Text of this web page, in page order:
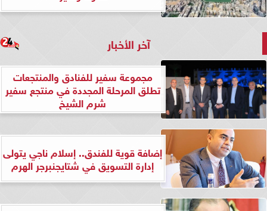
آخر الأخبار
مجموعة سفير للفنادق والمنتجعات
تطلق المرحلة المجددة في منتجع سفير
شرم الشيخ
إضافة قوية للفندق.. إسلام ناجي يتولى
إدارة التسويق في شتايجنبرجر الهرم